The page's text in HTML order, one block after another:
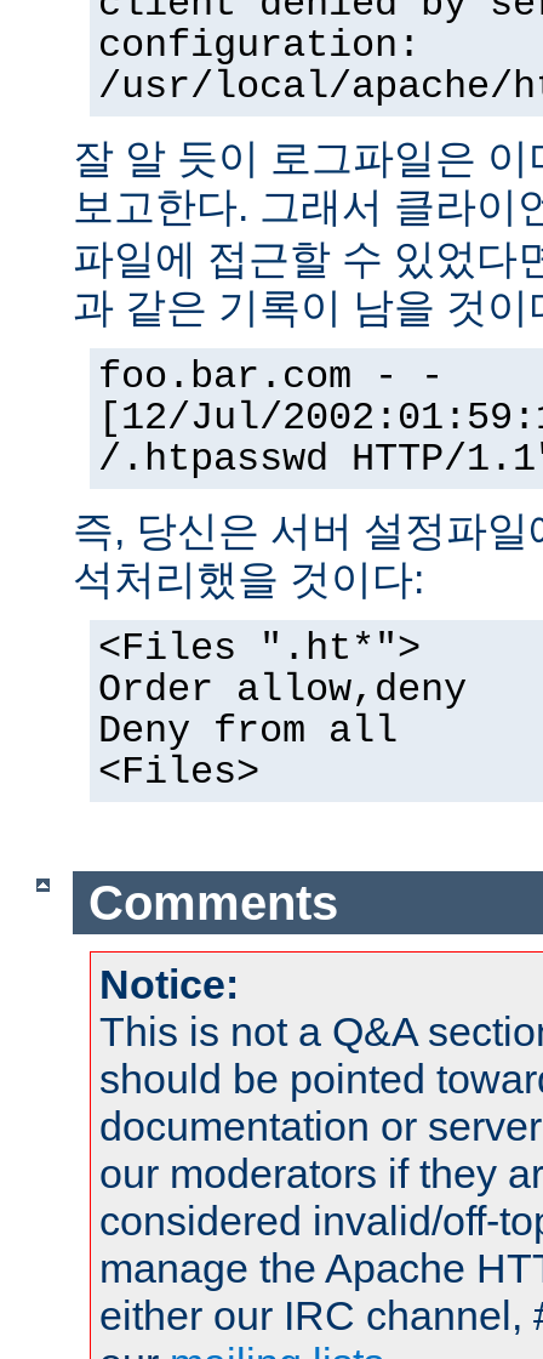
configuration:
/usr/local/apache/
잘 알 듯이 로그파일은
보고한다. 그래서 클라이
파일에 접근할 수 있었다
과 같은 기록이 남을 것이
foo.bar.com - -
[12/Jul/
/.htpasswd HTTP/
즉, 당신은 서버 설정파
석처리했을 것이다:
<Files ".ht*">
Order allow,deny
Deny from all
<Files>
Comments
Notice:
This is not a Q&A
should be pointed
documentation or
our moderators if they
considered invalid/off-
manage the Apache
either our IRC channel,